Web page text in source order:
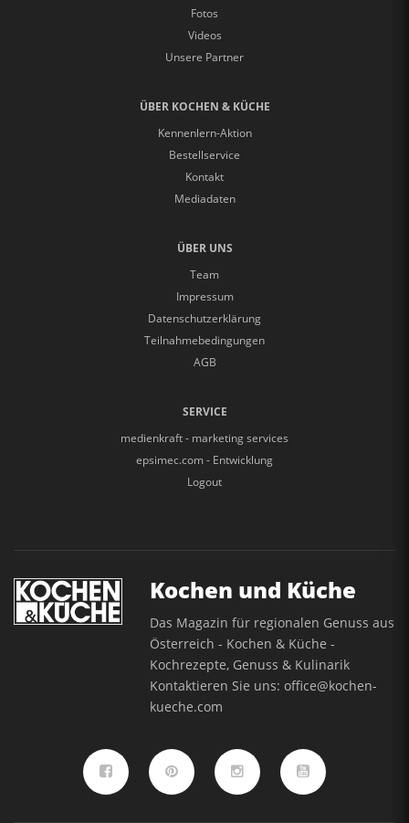
Fotos
Videos
Unsere Partner
ÜBER KOCHEN & KÜCHE
Kennenlern-Aktion
Bestellservice
Kontakt
Mediadaten
ÜBER UNS
Team
Impressum
Datenschutzerklärung
Teilnahmebedingungen
AGB
SERVICE
medienkraft - marketing services
epsimec.com - Entwicklung
Logout
Kochen und Küche
Das Magazin für regionalen Genuss aus
Österreich - Kochen & Küche -
Kochrezepte, Genuss & Kulinarik
Kontaktieren Sie uns:office@kochen-
kueche.com